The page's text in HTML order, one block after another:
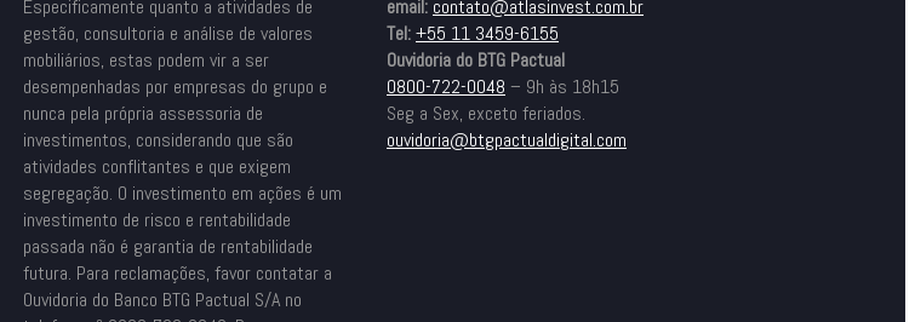
Especificamente quanto a atividades de
gestão, consultoria e análise de valores
mobiliários, estas podem vir a ser
desempenhadas por empresas do grupo e
nunca pela própria assessoria de
investimentos, considerando que são
atividades conflitantes e que exigem
segregação. O investimento em ações é um
investimento de risco e rentabilidade
passada não é garantia de rentabilidade
futura. Para reclamações, favor contatar a
Ouvidoria do Banco BTG Pactual S/A no
email: contato@atlasinvest.com.br
Tel:+55 11 3459-6155
Ouvidoria do BTG Pactual
0800-722-0048 – 9h às 18h15
Seg a Sex, exceto feriados.
ouvidoria@btgpactualdigital.com